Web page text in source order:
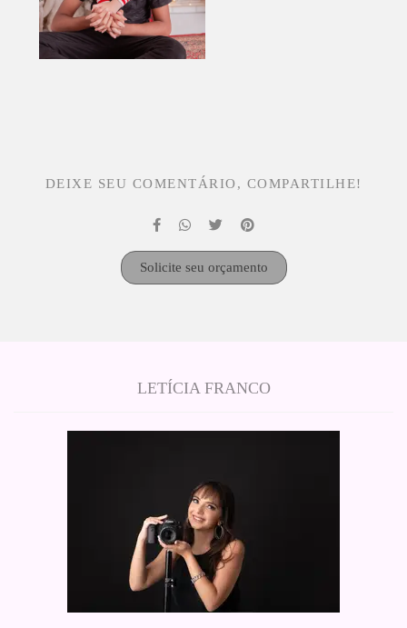
DEIXE SEU COMENTÁRIO, COMPARTILHE!
Solicite seu orçamento
LETÍCIA FRANCO